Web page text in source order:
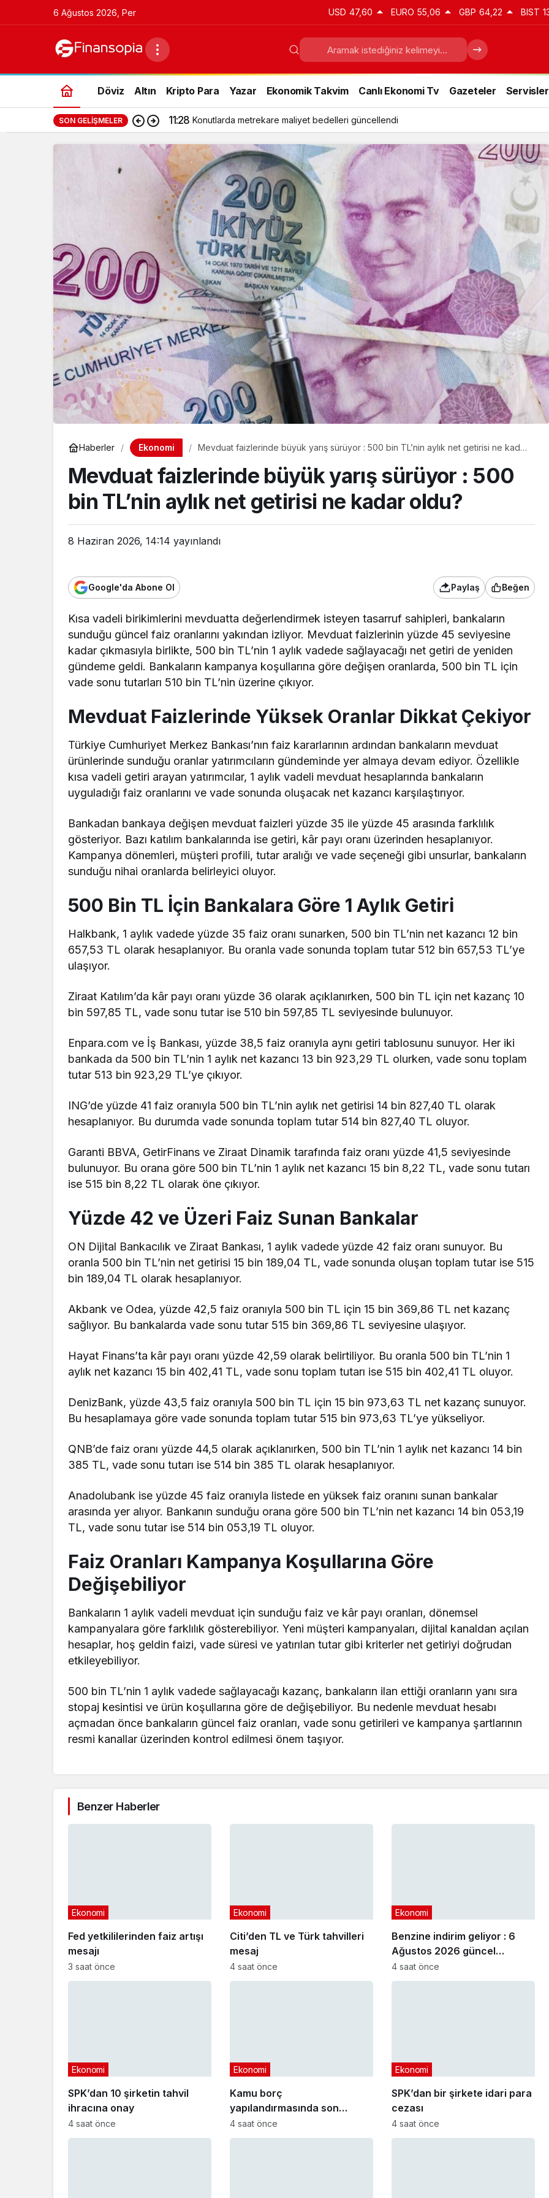
6 Ağustos 2026, Per USD 47,60 EURO 55,06 GBP 64,22 BIST
Döviz Altın Kripto Para Yazar Ekonomik Takvim Canlı Ekonomi Tv Gazeteler Servisler
SON GELIŞMELER 11:28 Konutlarda metrekare maliyet bedelleri güncellendi
Haberler Ekonomi
Mevduat faizlerinde büyük yarış sürüyor : 500 bin TL’nin aylık net getirisi ne kadar
Mevduat faizlerinde büyük yarış sürüyor : 500
bin TL’nin aylık net getirisi ne kadar oldu?
8 Haziran 2026, 14:14 yayınlandı
Google'da Abone Ol Paylaş Beğen
Kısa vadeli birikimlerini mevduatta değerlendirmek isteyen tasarruf sahipleri, bankaların
sunduğu güncel faiz oranlarını yakından izliyor. Mevduat faizlerinin yüzde 45 seviyesine
kadar çıkmasıyla birlikte, 500 bin TL’nin 1 aylık vadede sağlayacağı net getiri de yeniden
gündeme geldi. Bankaların kampanya koşullarına göre değişen oranlarda, 500 bin TL için
vade sonu tutarları 510 bin TL’nin üzerine çıkıyor.
Mevduat Faizlerinde Yüksek Oranlar Dikkat Çekiyor
Türkiye Cumhuriyet Merkez Bankası’nın faiz kararlarının ardından bankaların mevduat
ürünlerinde sunduğu oranlar yatırımcıların gündeminde yer almaya devam ediyor. Özellikle
kısa vadeli getiri arayan yatırımcılar, 1 aylık vadeli mevduat hesaplarında bankaların
uyguladığı faiz oranlarını ve vade sonunda oluşacak net kazancı karşılaştırıyor.
Bankadan bankaya değişen mevduat faizleri yüzde 35 ile yüzde 45 arasında farklılık
gösteriyor. Bazı katılım bankalarında ise getiri, kâr payı oranı üzerinden hesaplanıyor.
Kampanya dönemleri, müşteri profili, tutar aralığı ve vade seçeneği gibi unsurlar, bankaların
sunduğu nihai oranlarda belirleyici oluyor.
500 Bin TL İçin Bankalara Göre 1 Aylık Getiri
Halkbank, 1 aylık vadede yüzde 35 faiz oranı sunarken, 500 bin TL’nin net kazancı 12 bin
657,53 TL olarak hesaplanıyor. Bu oranla vade sonunda toplam tutar 512 bin 657,53 TL’ye
ulaşıyor.
Ziraat Katılım’da kâr payı oranı yüzde 36 olarak açıklanırken, 500 bin TL için net kazanç 10
bin 597,85 TL, vade sonu tutar ise 510 bin 597,85 TL seviyesinde bulunuyor.
Enpara.com ve İş Bankası, yüzde 38,5 faiz oranıyla aynı getiri tablosunu sunuyor. Her iki
bankada da 500 bin TL’nin 1 aylık net kazancı 13 bin 923,29 TL olurken, vade sonu toplam
tutar 513 bin 923,29 TL’ye çıkıyor.
ING’de yüzde 41 faiz oranıyla 500 bin TL’nin aylık net getirisi 14 bin 827,40 TL olarak
hesaplanıyor. Bu durumda vade sonunda toplam tutar 514 bin 827,40 TL oluyor.
Garanti BBVA, GetirFinans ve Ziraat Dinamik tarafında faiz oranı yüzde 41,5 seviyesinde
bulunuyor. Bu orana göre 500 bin TL’nin 1 aylık net kazancı 15 bin 8,22 TL, vade sonu tutarı
ise 515 bin 8,22 TL olarak öne çıkıyor.
Yüzde 42 ve Üzeri Faiz Sunan Bankalar
ON Dijital Bankacılık ve Ziraat Bankası, 1 aylık vadede yüzde 42 faiz oranı sunuyor. Bu
oranla 500 bin TL’nin net getirisi 15 bin 189,04 TL, vade sonunda oluşan toplam tutar ise 515
bin 189,04 TL olarak hesaplanıyor.
Akbank ve Odea, yüzde 42,5 faiz oranıyla 500 bin TL için 15 bin 369,86 TL net kazanç
sağlıyor. Bu bankalarda vade sonu tutar 515 bin 369,86 TL seviyesine ulaşıyor.
Hayat Finans’ta kâr payı oranı yüzde 42,59 olarak belirtiliyor. Bu oranla 500 bin TL’nin 1
aylık net kazancı 15 bin 402,41 TL, vade sonu toplam tutarı ise 515 bin 402,41 TL oluyor.
DenizBank, yüzde 43,5 faiz oranıyla 500 bin TL için 15 bin 973,63 TL net kazanç sunuyor.
Bu hesaplamaya göre vade sonunda toplam tutar 515 bin 973,63 TL’ye yükseliyor.
QNB’de faiz oranı yüzde 44,5 olarak açıklanırken, 500 bin TL’nin 1 aylık net kazancı 14 bin
385 TL, vade sonu tutarı ise 514 bin 385 TL olarak hesaplanıyor.
Anadolubank ise yüzde 45 faiz oranıyla listede en yüksek faiz oranını sunan bankalar
arasında yer alıyor. Bankanın sunduğu orana göre 500 bin TL’nin net kazancı 14 bin 053,19
TL, vade sonu tutar ise 514 bin 053,19 TL oluyor.
Faiz Oranları Kampanya Koşullarına Göre
Değişebiliyor
Bankaların 1 aylık vadeli mevduat için sunduğu faiz ve kâr payı oranları, dönemsel
kampanyalara göre farklılık gösterebiliyor. Yeni müşteri kampanyaları, dijital kanaldan açılan
hesaplar, hoş geldin faizi, vade süresi ve yatırılan tutar gibi kriterler net getiriyi doğrudan
etkileyebiliyor.
500 bin TL’nin 1 aylık vadede sağlayacağı kazanç, bankaların ilan ettiği oranların yanı sıra
stopaj kesintisi ve ürün koşullarına göre de değişebiliyor. Bu nedenle mevduat hesabı
açmadan önce bankaların güncel faiz oranları, vade sonu getirileri ve kampanya şartlarının
resmi kanallar üzerinden kontrol edilmesi önem taşıyor.
Benzer Haberler
Fed yetkililerinden faiz artışı
mesajı
Ekonomi
3 saat önce
Citi’den TL ve Türk tahvilleri
mesaj
Ekonomi
4 saat önce
Benzine indirim geliyor : 6
Ağustos 2026 güncel
akaryakıt fiyatları
Ekonomi
4 saat önce
SPK’dan 10 şirketin tahvil
ihracına onay
Ekonomi
4 saat önce
Kamu borç
yapılandırmasında son
başvuru tarihi yaklaşıyor
Ekonomi
4 saat önce
SPK’dan bir şirkete idari para
cezası
Ekonomi
4 saat önce